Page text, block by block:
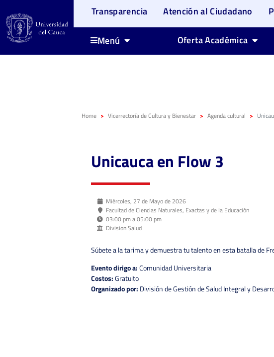
Transparencia Atención al Ciudadano
Menú Oferta Académica
Home Vicerrectoría de Cultura y Bienestar Agenda cultural
Unicauca en Flow 3
Miércoles, 27 de Mayo de 2026
Facultad de Ciencias Naturales, Exactas y de la Educación
03:00 pm a 05:00 pm
Division Salud
Súbete a la tarima y demuestra tu talento en esta batalla de
Evento dirigo a:Comunidad Universitaria
Costos:Gratuito
Organizado por: División de Gestión de Salud Integral y